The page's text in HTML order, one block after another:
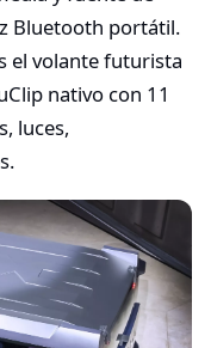
Bluetooth portátil.
el volante futurista
nativo con 11
luces,